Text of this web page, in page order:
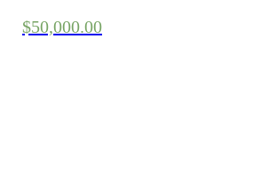
$50,000.00